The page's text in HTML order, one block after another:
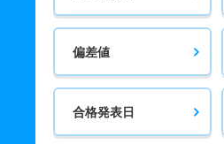
偏差値
合格発表日